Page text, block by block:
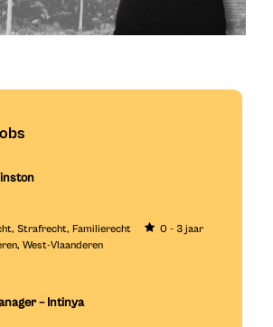
Strafrecht Familierecht
0 - 3 jaar
West-Vlaanderen
– Intinya